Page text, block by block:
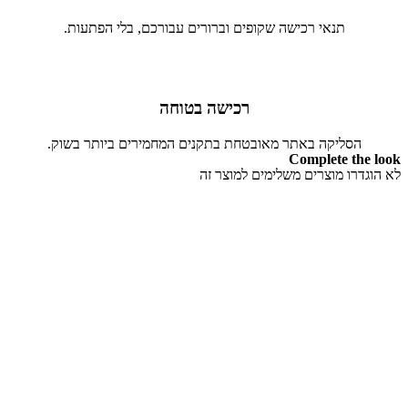
תנאי רכישה שקופים וברורים עבורכם, בלי הפתעות.
רכישה בטוחה
הסליקה באתר מאובטחת בתקנים המחמירים ביותר בשוק.
Complete the look
לא הוגדרו מוצרים משלימים למוצר זה